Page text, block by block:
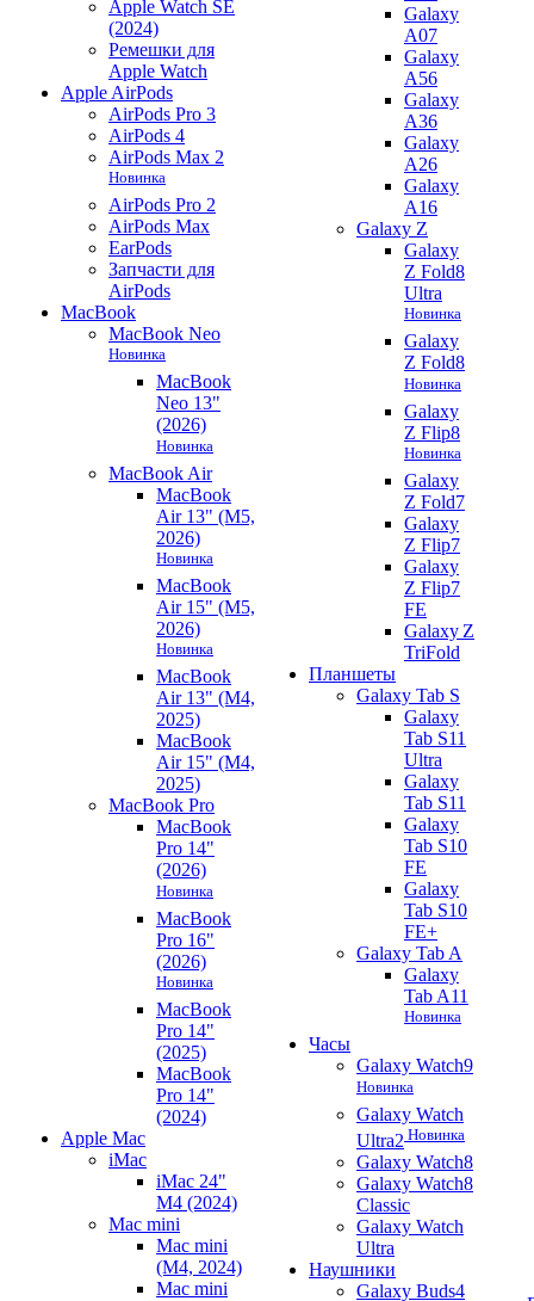
Apple Watch SE
(2024)
Ремешки для
Apple Watch
Apple AirPods
AirPods Pro 3
AirPods 4
AirPods Max 2
Новинка
AirPods Pro 2
AirPods Max
EarPods
Запчасти для
AirPods
MacBook
MacBook Neo
Новинка
MacBook
Neo 13"
(2026)
Новинка
MacBook Air
MacBook
Air 13" (M5,
2026)
Новинка
MacBook
Air 15" (M5,
2026)
Новинка
MacBook
Air 13" (M4,
2025)
MacBook
Air 15" (M4,
2025)
MacBook Pro
MacBook
Pro 14"
(2026)
Новинка
MacBook
Pro 16"
(2026)
Новинка
MacBook
Pro 14"
(2025)
MacBook
Pro 14"
(2024)
Apple Mac
iMac
iMac 24"
M4 (2024)
Mac mini
Mac mini
(M4, 2024)
Mac mini
Galaxy
A07
Galaxy
A56
Galaxy
A36
Galaxy
A26
Galaxy
A16
Galaxy Z
Galaxy
Z Fold8
Ultra
Новинка
Galaxy
Z Fold8
Новинка
Galaxy
Z Flip8
Новинка
Galaxy
Z Fold7
Galaxy
Z Flip7
Galaxy
Z Flip7
FE
Galaxy Z
TriFold
Планшеты
Galaxy Tab S
Galaxy
Tab S11
Ultra
Galaxy
Tab S11
Galaxy
Tab S10
FE
Galaxy
Tab S10
FE+
Galaxy Tab A
Galaxy
Tab A11
Новинка
Часы
Galaxy Watch9
Новинка
Galaxy Watch
Ultra2 Новинка
Galaxy Watch8
Galaxy Watch8
Classic
Galaxy Watch
Ultra
Наушники
Galaxy Buds4